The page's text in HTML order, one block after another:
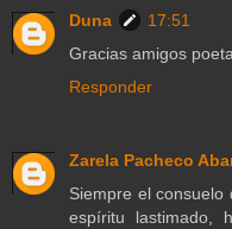
Duna
17:51
Gracias amigos
Responder
Zarela Pacheco
Siempre el
espíritu lastimado,